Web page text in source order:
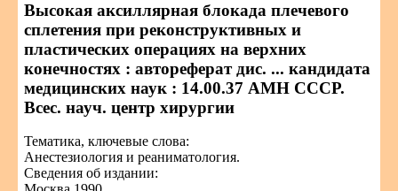
Высокая аксиллярная блокада плечевого
сплетения при реконструктивных и
пластических операциях на верхних
конечностях : автореферат дис. ... кандидата
медицинских наук : 14.00.37 АМН СССР.
Всес. науч. центр хирургии
Тематика, ключевые слова:
Анестезиология и реаниматология.
Сведения об издании: